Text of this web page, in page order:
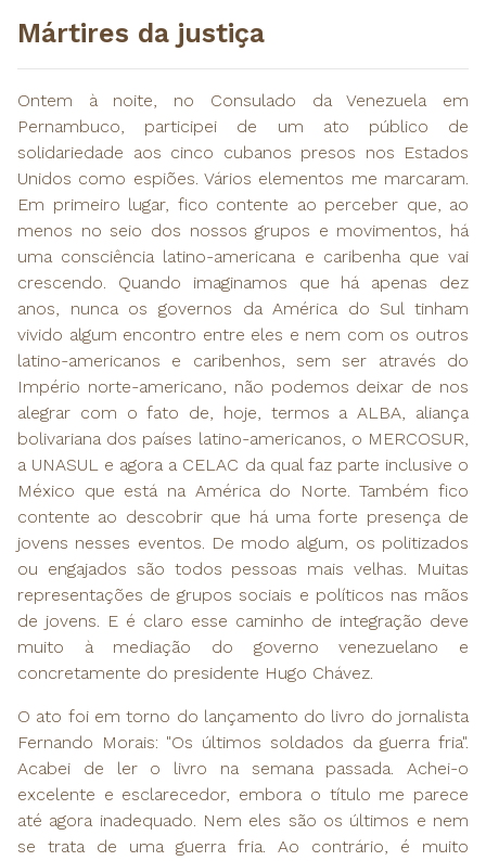
Mártires da justiça
Ontem à noite, no Consulado da Venezuela em
Pernambuco, participei de um ato público de
solidariedade aos cinco cubanos presos nos Estados
Unidos como espiões. Vários elementos me marcaram.
Em primeiro lugar, fico contente ao perceber que, ao
menos no seio dos nossos grupos e movimentos, há
uma consciência latino-americana e caribenha que vai
crescendo. Quando imaginamos que há apenas dez
anos, nunca os governos da América do Sul tinham
vivido algum encontro entre eles e nem com os outros
latino-americanos e caribenhos, sem ser através do
Império norte-americano, não podemos deixar de nos
alegrar com o fato de, hoje, termos a ALBA, aliança
bolivariana dos países latino-americanos, o MERCOSUR,
a UNASUL e agora a CELAC da qual faz parte inclusive o
México que está na América do Norte. Também fico
contente ao descobrir que há uma forte presença de
jovens nesses eventos. De modo algum, os politizados
ou engajados são todos pessoas mais velhas. Muitas
representações de grupos sociais e políticos nas mãos
de jovens. E é claro esse caminho de integração deve
muito à mediação do governo venezuelano e
concretamente do presidente Hugo Chávez.
O ato foi em torno do lançamento do livro do jornalista
Fernando Morais: "Os últimos soldados da guerra fria".
Acabei de ler o livro na semana passada. Achei-o
excelente e esclarecedor, embora o título me parece
até agora inadequado. Nem eles são os últimos e nem
se trata de uma guerra fria. Ao contrário, é muito